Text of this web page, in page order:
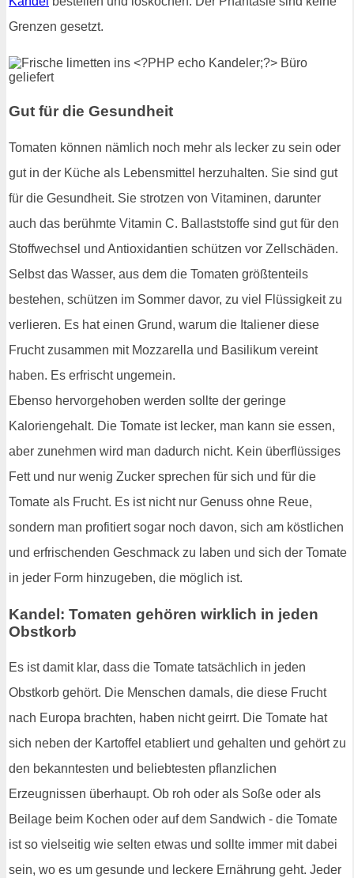
Grenzen gesetzt.
Gut für die Gesundheit
Tomaten können nämlich noch mehr als lecker zu sein oder
gut in der Küche als Lebensmittel herzuhalten. Sie sind gut
für die Gesundheit. Sie strotzen von Vitaminen, darunter
auch das berühmte Vitamin C. Ballaststoffe sind gut für den
Stoffwechsel und Antioxidantien schützen vor Zellschäden.
Selbst das Wasser, aus dem die Tomaten größtenteils
bestehen, schützen im Sommer davor, zu viel Flüssigkeit zu
verlieren. Es hat einen Grund, warum die Italiener diese
Frucht zusammen mit Mozzarella und Basilikum vereint
haben. Es erfrischt ungemein.
Ebenso hervorgehoben werden sollte der geringe
Kaloriengehalt. Die Tomate ist lecker, man kann sie essen,
aber zunehmen wird man dadurch nicht. Kein überflüssiges
Fett und nur wenig Zucker sprechen für sich und für die
Tomate als Frucht. Es ist nicht nur Genuss ohne Reue,
sondern man profitiert sogar noch davon, sich am köstlichen
und erfrischenden Geschmack zu laben und sich der Tomate
in jeder Form hinzugeben, die möglich ist.
Kandel: Tomaten gehören wirklich in jeden
Obstkorb
Es ist damit klar, dass die Tomate tatsächlich in jeden
Obstkorb gehört. Die Menschen damals, die diese Frucht
nach Europa brachten, haben nicht geirrt. Die Tomate hat
sich neben der Kartoffel etabliert und gehalten und gehört zu
den bekanntesten und beliebtesten pflanzlichen
Erzeugnissen überhaupt. Ob roh oder als Soße oder als
Beilage beim Kochen oder auf dem Sandwich - die Tomate
ist so vielseitig wie selten etwas und sollte immer mit dabei
sein, wo es um gesunde und leckere Ernährung geht. Jeder